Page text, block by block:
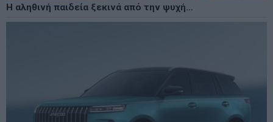
Η αληθινή παιδεία ξεκινά από την ψυχή…